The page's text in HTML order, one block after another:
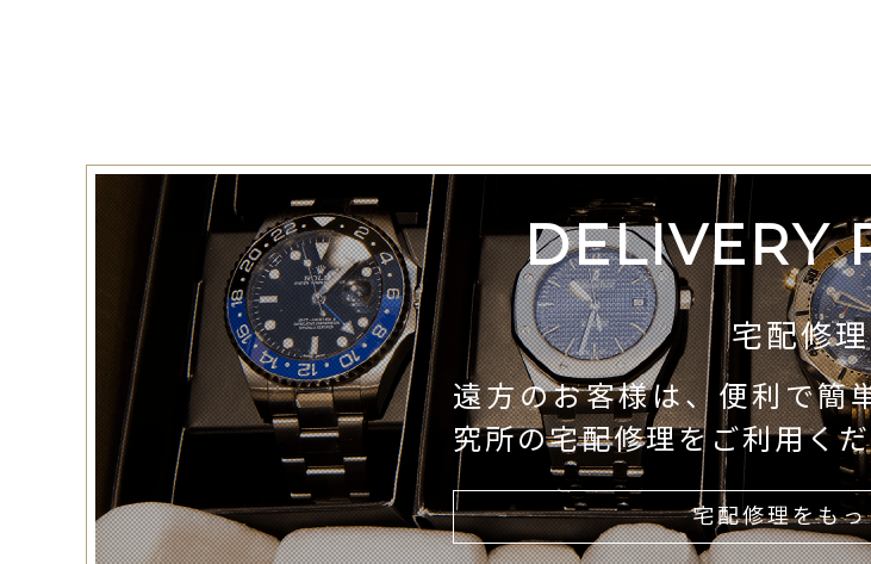
DELIVERY
宅配修理
遠方のお客様は、便利で簡
究所の宅配修理をご利用く
宅配修理をも